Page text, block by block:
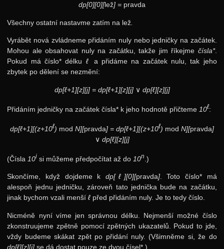
dp[0][0][lež] = pravda
Všechny ostatní nastavme zatím na lež
Vyrábět nová zvládneme přidáním nuly nebo jedničky na začátek.
Mohou ale obsahovat nuly na začátku, takže jim říkejme čísla*.
Pokud má číslo* délku ℓ
a přidáme na začátek nulu, tak jeho
zbytek po dělení se nezmění:
dp[ℓ+1][z][j] = dp[ℓ+1][z][j] ∨ dp[ℓ][z][j]
Přidáním jedničky na začátek čísla* k jeho hodnotě přičteme 10ℓ:
dp[ℓ+1][(z+10ℓ) mod N][pravda] = dp[ℓ+1][(z+10ℓ) mod N][pravda]
∨ dp[ℓ][z][j]
(Čísla 10i si můžeme předpočítat až do 10n .)
Skončíme, když dojdeme kdp[ℓ][0][pravda]. Toto číslo* má
alespoň jednu jedničku, zároveň tato jednička bude na začátku,
jinak bychom vzali menšíℓ před přidáním nuly. Je to tedy číslo.
Nicméně nyní víme jen správnou délku. Nejmenší možné číslo
zkonstruujeme zpětně pomocí zpětných ukazatelů. Pokud to jde,
vždy budeme skákat zpět po přidání nuly. (Všimněme si, že do
dp[ℓ][z][j] se dá dostat pouze ze dvou čísel*.)